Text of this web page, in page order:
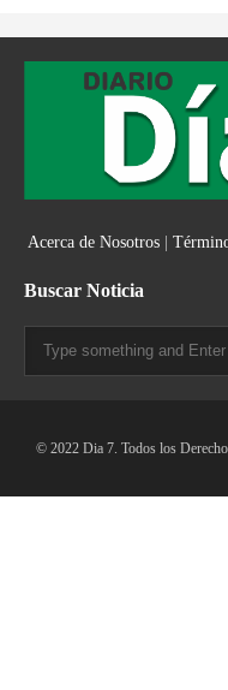
Acerca de Nosotros|
Buscar Noticia
© 2022 Dia 7. Todos los